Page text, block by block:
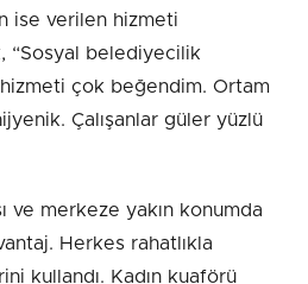
ise verilen hizmeti
“Sosyal belediyecilik
hizmeti çok beğendim. Ortam
Çalışanlar güler yüzlü
ve merkeze yakın konumda
Herkes rahatlıkla
kullandı. Kadın kuaförü